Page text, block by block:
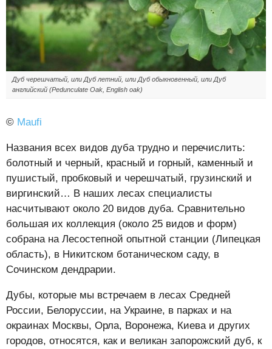
Дуб черешчатый, или Дуб летний, или Дуб обыкновенный, или Дуб
английский (Pedunculate Oak, English oak)
© Maufi
Названия всех видов дуба трудно и перечислить:
болотный и черный, красный и горный, каменный и
пушистый, пробковый и черешчатый, грузинский и
виргинский… В наших лесах специалисты
насчитывают около 20 видов дуба. Сравнительно
большая их коллекция (около 25 видов и форм)
собрана на Лесостепной опытной станции (Липецкая
область), в Никитском ботаническом саду, в
Сочинском дендрарии.
Дубы, которые мы встречаем в лесах Средней
России, Белоруссии, на Украине, в парках и на
окраинах Москвы, Орла, Воронежа, Киева и других
городов, относятся, как и великан запорожский дуб, к